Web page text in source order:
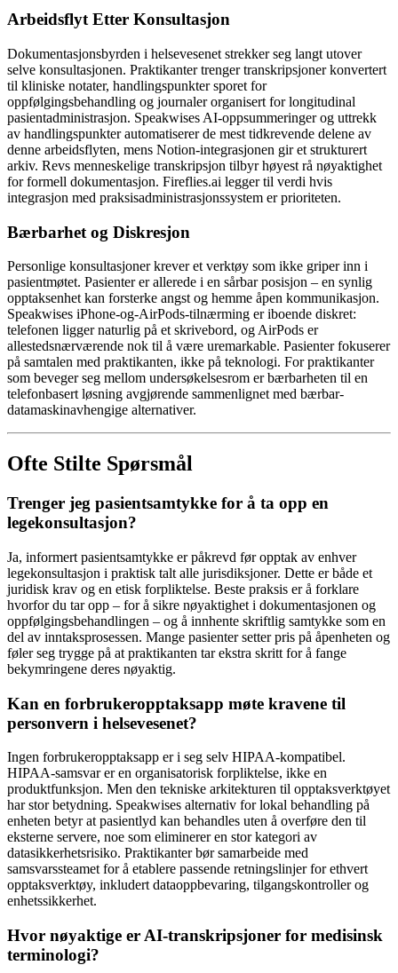
Arbeidsflyt Etter Konsultasjon
Dokumentasjonsbyrden i helsevesenet strekker seg langt utover
selve konsultasjonen. Praktikanter trenger transkripsjoner konvertert
til kliniske notater, handlingspunkter sporet for
oppfølgingsbehandling og journaler organisert for longitudinal
pasientadministrasjon. Speakwises AI-oppsummeringer og uttrekk
av handlingspunkter automatiserer de mest tidkrevende delene av
denne arbeidsflyten, mens Notion-integrasjonen gir et strukturert
arkiv. Revs menneskelige transkripsjon tilbyr høyest rå nøyaktighet
for formell dokumentasjon. Fireflies.ai legger til verdi hvis
integrasjon med praksisadministrasjonssystem er prioriteten.
Bærbarhet og Diskresjon
Personlige konsultasjoner krever et verktøy som ikke griper inn i
pasientmøtet. Pasienter er allerede i en sårbar posisjon – en synlig
opptaksenhet kan forsterke angst og hemme åpen kommunikasjon.
Speakwises iPhone-og-AirPods-tilnærming er iboende diskret:
telefonen ligger naturlig på et skrivebord, og AirPods er
allestedsnærværende nok til å være uremarkable. Pasienter fokuserer
på samtalen med praktikanten, ikke på teknologi. For praktikanter
som beveger seg mellom undersøkelsesrom er bærbarheten til en
telefonbasert løsning avgjørende sammenlignet med bærbar-
datamaskinavhengige alternativer.
Ofte Stilte Spørsmål
Trenger jeg pasientsamtykke for å ta opp en
legekonsultasjon?
Ja, informert pasientsamtykke er påkrevd før opptak av enhver
legekonsultasjon i praktisk talt alle jurisdiksjoner. Dette er både et
juridisk krav og en etisk forpliktelse. Beste praksis er å forklare
hvorfor du tar opp – for å sikre nøyaktighet i dokumentasjonen og
oppfølgingsbehandlingen – og å innhente skriftlig samtykke som en
del av inntaksprosessen. Mange pasienter setter pris på åpenheten og
føler seg trygge på at praktikanten tar ekstra skritt for å fange
bekymringene deres nøyaktig.
Kan en forbrukeropptaksapp møte kravene til
personvern i helsevesenet?
Ingen forbrukeropptaksapp er i seg selv HIPAA-kompatibel.
HIPAA-samsvar er en organisatorisk forpliktelse, ikke en
produktfunksjon. Men den tekniske arkitekturen til opptaksverktøyet
har stor betydning. Speakwises alternativ for lokal behandling på
enheten betyr at pasientlyd kan behandles uten å overføre den til
eksterne servere, noe som eliminerer en stor kategori av
datasikkerhetsrisiko. Praktikanter bør samarbeide med
samsvarssteamet for å etablere passende retningslinjer for ethvert
opptaksverktøy, inkludert dataoppbevaring, tilgangskontroller og
enhetssikkerhet.
Hvor nøyaktige er AI-transkripsjoner for medisinsk
terminologi?